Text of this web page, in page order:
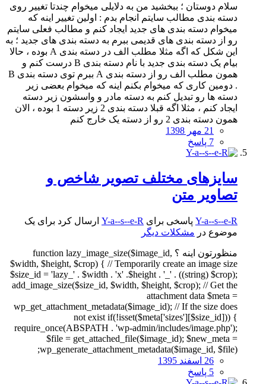
سلام دوستان ؛ ببخشید من به دلایلی میخوام چندتا تغییر روی
دسته بندی مطالب سایتم انجام بدم : اولین تغییر اینه که
میخوام دسته بندی های جدید ایجاد کنم و مطالب فعلی سایتم
رو از دسته بندی های قدیمی ببرم به دسته بندی های جدید ؛ به
این شکل که اگه مثلا مطلب الف در دسته بندی A بوده ، حالا
بیام یک دسته بندی جدید با نام دسته بندی B درست کنم و
همون مطلب الف رو از دسته بندی A ببرم توی دسته بندی B
. دومین کاری که میخوام بکنم اینه که میخوام بعضی زیر
دسته ها رو تبدیل کنم به دسته مادر و واسشون زیر دسته
ایجاد کنم ، مثلا اگه قبلا دسته بندی 2 زیر دسته 1 بوده ، الان
همون دسته بندی 2 رو از دسته یک خارج کنم
21 مهر 1398
7 پاسخ
سایزهای مختلف تصویر شاخص و
تصاویر متن
Y-a--s--e-R پاسخی برای Y-a--s--e-R ارسال کرد برای یک
موضوع در مشکلات دیگر
منظورتون اینه ؟ function lazy_image_size($image_id,
$width, $height, $crop) { // Temporarily create an image size
$size_id = 'lazy_' . $width . 'x' .$height . '_' . ((string) $crop);
add_image_size($size_id, $width, $height, $crop); // Get the
attachment data $meta =
wp_get_attachment_metadata($image_id); // If the size does
not exist if(!isset($meta['sizes'][$size_id])) {
require_once(ABSPATH . 'wp-admin/includes/image.php');
$file = get_attached_file($image_id); $new_meta =
wp_generate_attachment_metadata($image_id, $file);
26 اسفند 1395
5 پاسخ